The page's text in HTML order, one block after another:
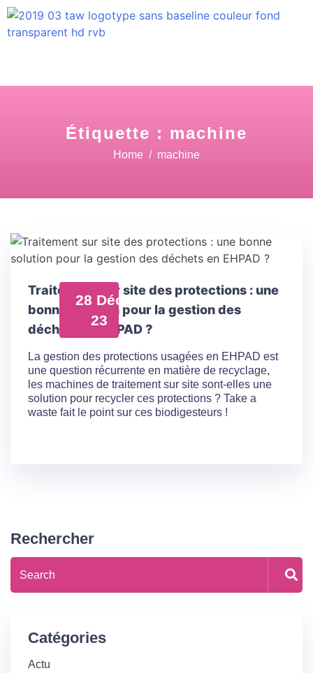
Étiquette : machine
Home machine
28 Déc
23
Traitement sur site des protections : une
bonne solution pour la gestion des
déchets en EHPAD ?
La gestion des protections usagées en EHPAD est
une question récurrente en matière de recyclage,
les machines de traitement sur site sont-elles une
solution pour recycler ces protections ? Take a
waste fait le point sur ces biodigesteurs !
Rechercher
Catégories
Actu